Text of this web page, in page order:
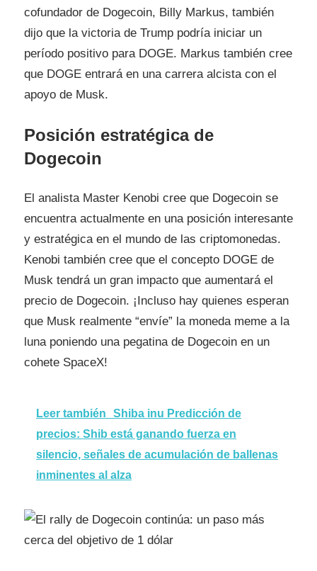
cofundador de Dogecoin, Billy Markus, también
dijo que la victoria de Trump podría iniciar un
período positivo para DOGE. Markus también cree
que DOGE entrará en una carrera alcista con el
apoyo de Musk.
Posición estratégica de
Dogecoin
El analista Master Kenobi cree que Dogecoin se
encuentra actualmente en una posición interesante
y estratégica en el mundo de las criptomonedas.
Kenobi también cree que el concepto DOGE de
Musk tendrá un gran impacto que aumentará el
precio de Dogecoin. ¡Incluso hay quienes esperan
que Musk realmente “envíe” la moneda meme a la
luna poniendo una pegatina de Dogecoin en un
cohete SpaceX!
Leer también
Shiba inu Predicción de
precios: Shib está ganando fuerza en
silencio, señales de acumulación de ballenas
inminentes al alza